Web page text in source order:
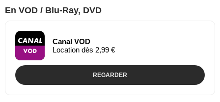
En VOD / Blu-Ray, DVD
Canal VOD
Location dès 2,99 €
REGARDER